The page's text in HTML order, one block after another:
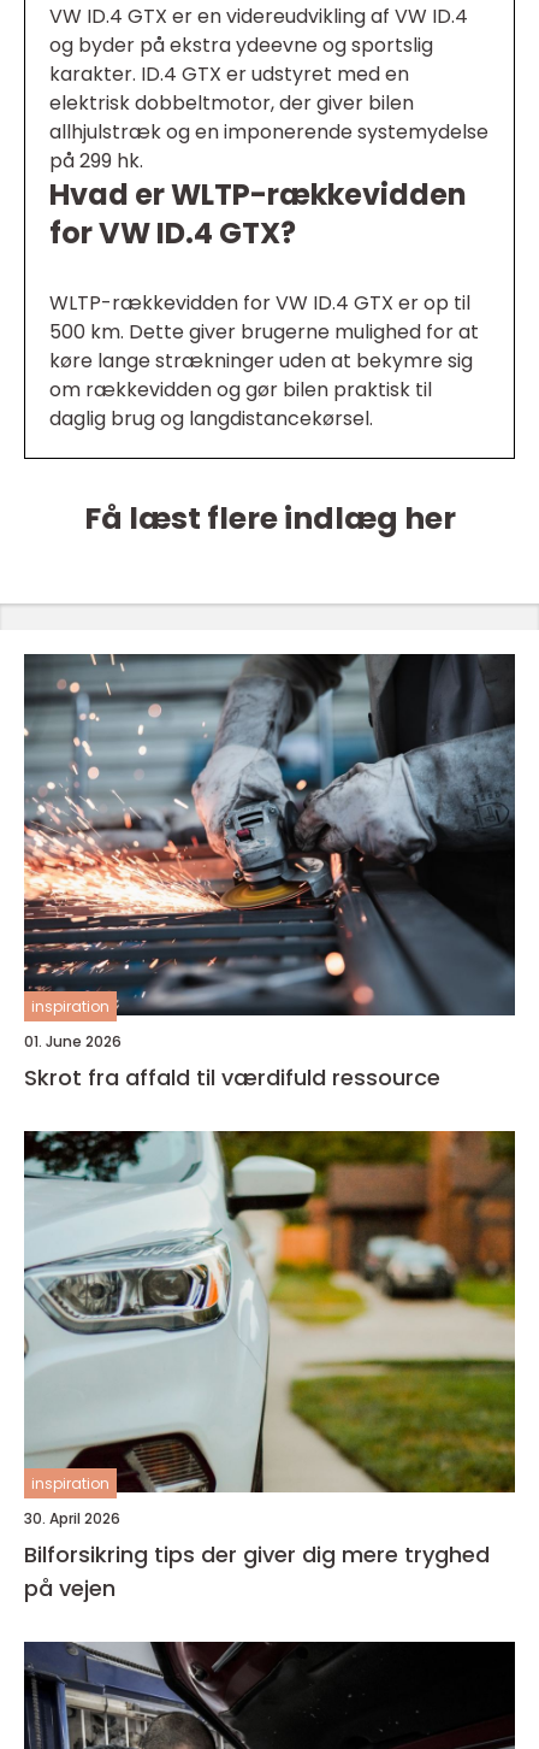
VW ID.4 GTX er en videreudvikling af VW ID.4
og byder på ekstra ydeevne og sportslig
karakter. ID.4 GTX er udstyret med en
elektrisk dobbeltmotor, der giver bilen
allhjulstræk og en imponerende systemydelse
på 299 hk.
Hvad er WLTP-rækkevidden
for VW ID.4 GTX?
WLTP-rækkevidden for VW ID.4 GTX er op til
500 km. Dette giver brugerne mulighed for at
køre lange strækninger uden at bekymre sig
om rækkevidden og gør bilen praktisk til
daglig brug og langdistancekørsel.
Få læst flere indlæg her
inspiration
01. June 2026
Skrot fra affald til værdifuld ressource
inspiration
30. April 2026
Bilforsikring tips der giver dig mere tryghed
på vejen